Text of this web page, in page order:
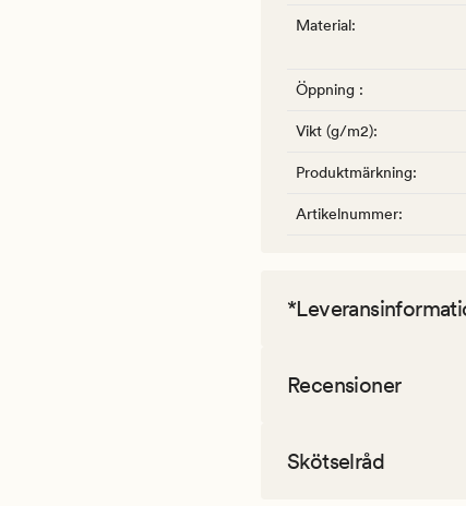
Material:
Öppning :
Vikt (g/m2):
Produktmärkning:
Artikelnummer:
Recensioner
Skötselråd